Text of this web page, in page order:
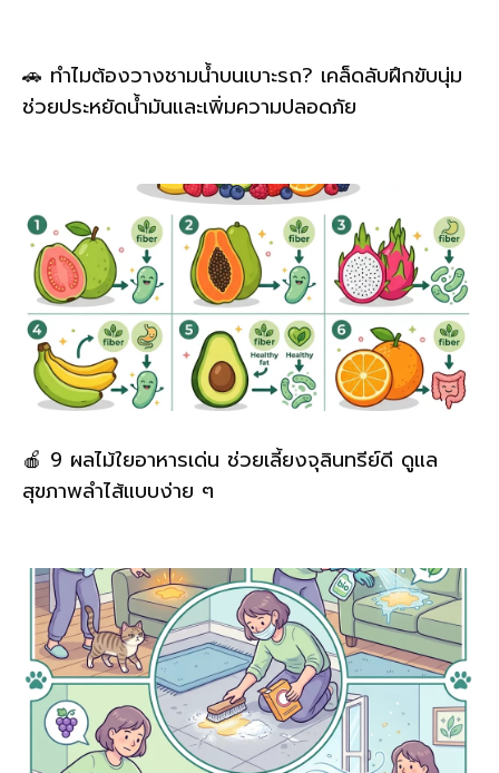
🚗 ทำไมต้องวางชามน้ำบนเบาะรถ? เคล็ดลับฝึกขับนุ่ม
ช่วยประหยัดน้ำมันและเพิ่มความปลอดภัย
🍎 9 ผลไม้ใยอาหารเด่น ช่วยเลี้ยงจุลินทรีย์ดี ดูแล
สุขภาพลำไส้แบบง่าย ๆ